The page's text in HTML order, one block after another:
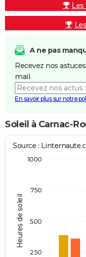
Les
A ne pas
Recevez nos
mail.
En savoir plus sur notre
Soleil à Carnac-
Heures de soleil
Source :
250
500
750
1000